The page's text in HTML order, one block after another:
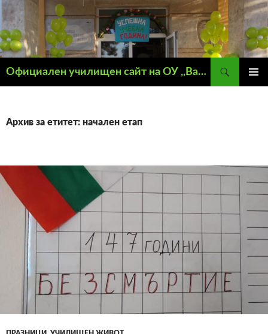
Официален училищен сайт на ОУ ,,Васил Левски" – гр. Кнежа
Архив за етитет: начален етап